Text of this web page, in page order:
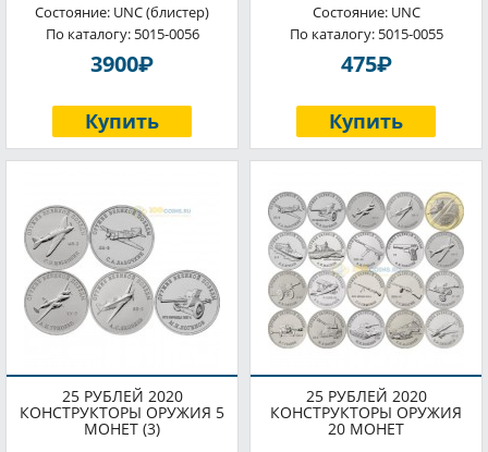
Состояние: UNC (блистер)
По каталогу: 5015-0056
3900P
Купить
Состояние: UNC
По каталогу: 5015-0055
475P
Купить
25 РУБЛЕЙ 2020
КОНСТРУКТОРЫ ОРУЖИЯ 5
МОНЕТ (3)
25 РУБЛЕЙ 2020
КОНСТРУКТОРЫ ОРУЖИЯ
20 МОНЕТ